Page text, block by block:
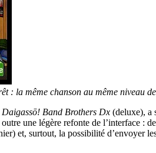
: la même chanson au même
Daigassō! Band Brothers Dx (deluxe), a
une légère refonte de l’interface :
et, surtout, la possibilité d’envoyer